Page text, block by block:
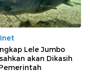
Lele Jumbo
akan Dikasih